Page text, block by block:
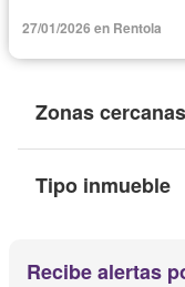
27/01/2026 en Rentola
Zonas cercanas
Tipo inmueble
Recibe alertas